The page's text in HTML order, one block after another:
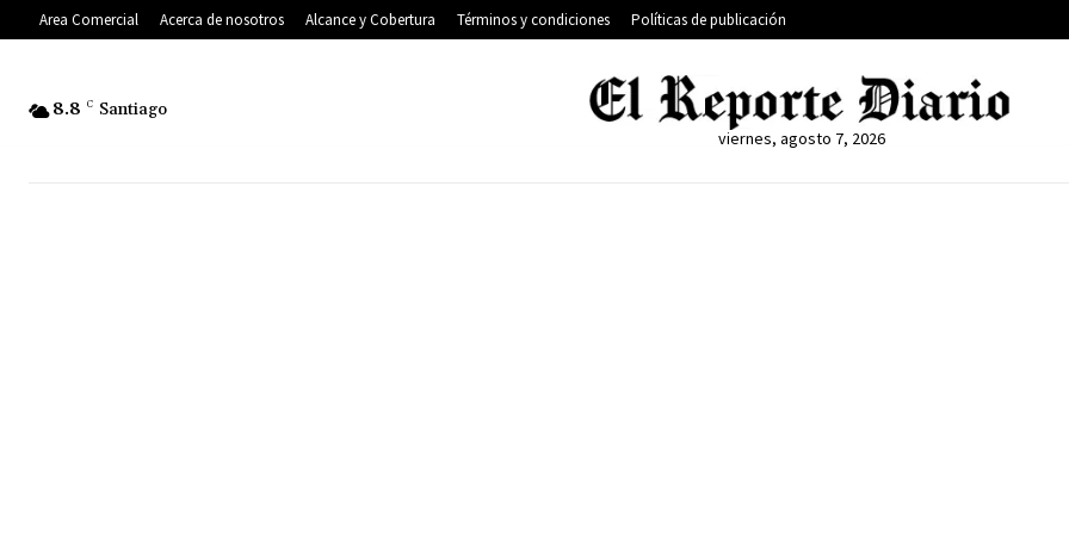
Area Comercial Acerca de nosotros Alcance y Cobertura Términos y condiciones Políticas de publicación
8.8 C Santiago
viernes, agosto 7, 2026